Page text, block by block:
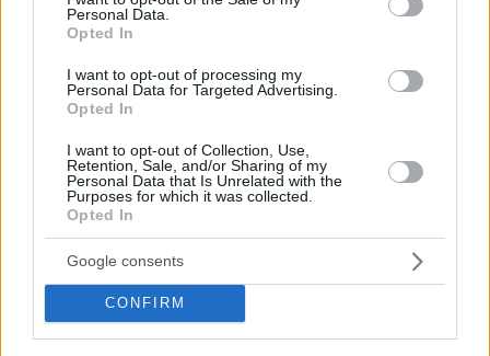
Personal Data.
Opted In
I want to opt-out of processing my
Personal Data for Targeted Advertising.
Opted In
I want to opt-out of Collection, Use,
Retention, Sale, and/or Sharing of my
Personal Data that Is Unrelated with the
Purposes for which it was collected.
Opted In
Google consents
CONFIRM
giro di pochi anni, emergeranno nuove soluzioni che
renderanno il Regno Unito più accessibile agli studenti
dell’Accademia Engame.
Gli studenti ungheresi sono alla ricerca di nuove
Brexit per influenzare l’istruzione superiore in
Ungheria
#istruzione
ungheresi all'estero
Your email address will not be published. Required fields are marked*